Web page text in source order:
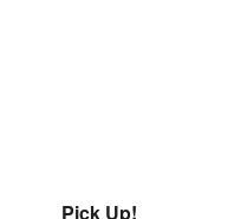
Pick Up!